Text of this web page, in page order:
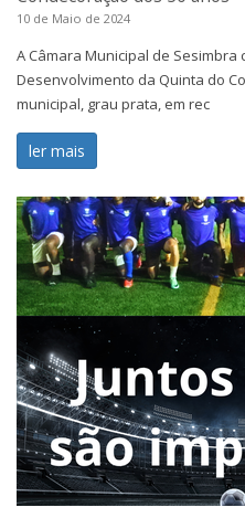
10 de Maio de 2024
A Câmara Municipal de
Desenvolvimento da Quinta do
municipal, grau prata, em rec
ler mais